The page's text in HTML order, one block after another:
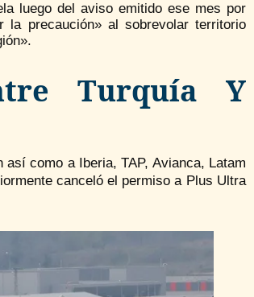
luego del aviso emitido ese mes por
la precaución» al sobrevolar territorio
Turquía Y
como a Iberia, TAP, Avianca, Latam
canceló el permiso a Plus Ultra